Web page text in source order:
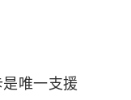
唯一支援